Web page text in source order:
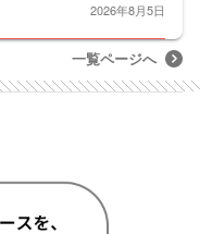
2026年8月5日
一覧ページへ